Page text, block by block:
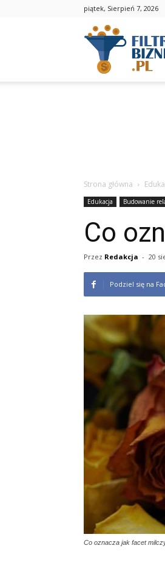
piątek, Sierpień 7, 2026
Strona główna
Edukacja Budowanie
Co
Przez Redakcja - 20
Podziel się na
Co oznacza jak facet